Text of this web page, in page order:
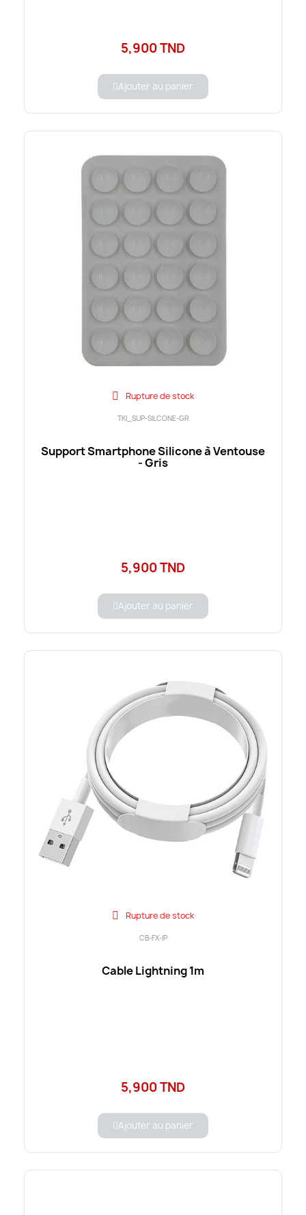
5,900 TND
Ajouter au panier
Rupture de stock
TKI_SUP-SILCONE-GR
Support Smartphone Silicone à Ventouse
- Gris
5,900 TND
Ajouter au panier
Rupture de stock
CB-FX-IP
Cable Lightning 1m
5,900 TND
Ajouter au panier